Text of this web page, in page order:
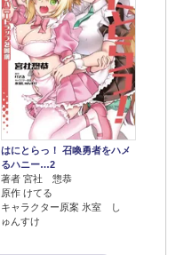
はにとらっ！ 召喚勇者をハメ
るハニー…2
著者 宮社 惣恭
原作 けてる
キャラクター原案 氷室 し
ゅんすけ